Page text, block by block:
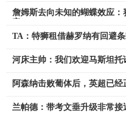
詹姆斯去向未知的蝴蝶效应
TA：特狮租借赫罗纳有回避
河床主帅：我们欢迎马斯坦
阿森纳击败葡体后，英超已
兰帕德：带考文垂升级非常